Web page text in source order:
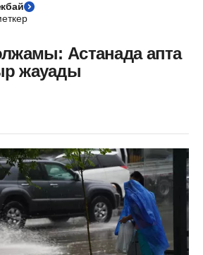
Астанада апта
жауады